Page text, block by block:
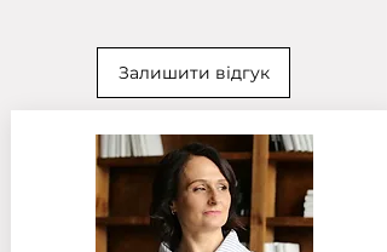
Залишити відгук